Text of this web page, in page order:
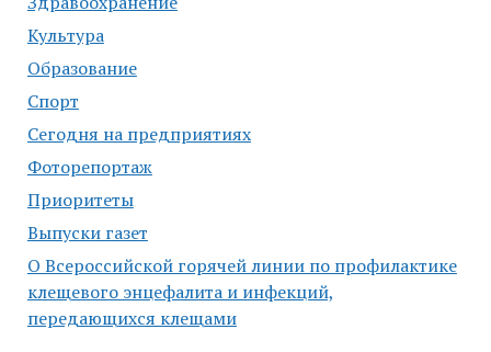
Культура
Образование
Спорт
Сегодня на предприятиях
Фоторепортаж
Приоритеты
Выпуски газет
О Всероссийской горячей линии по профилактике
клещевого энцефалита и инфекций,
передающихся клещами